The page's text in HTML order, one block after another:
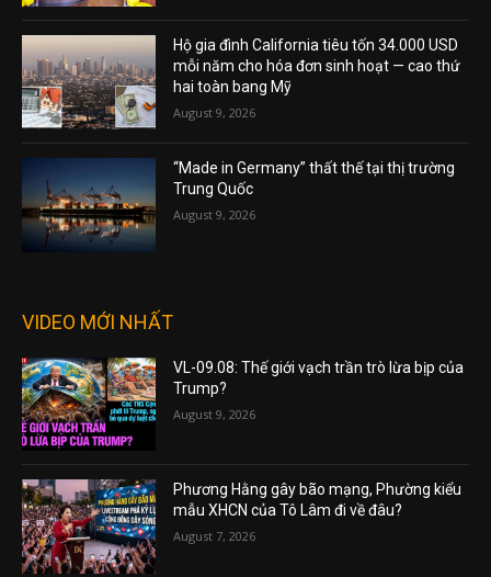
Hộ gia đình California tiêu tốn 34.000 USD
mỗi năm cho hóa đơn sinh hoạt — cao thứ
hai toàn bang Mỹ
August 9, 2026
“Made in Germany” thất thế tại thị trường
Trung Quốc
August 9, 2026
VIDEO MỚI NHẤT
VL-09.08: Thế giới vạch trần trò lừa bịp của
Trump?
August 9, 2026
Phương Hằng gây bão mạng, Phường kiểu
mẫu XHCN của Tô Lâm đi về đâu?
August 7, 2026